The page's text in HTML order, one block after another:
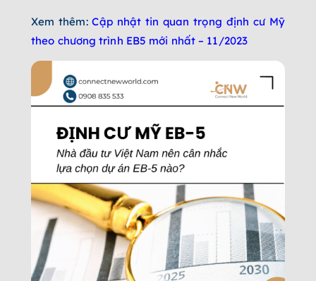
Xem thêm: Cập nhật tin quan trọng định cư Mỹ
theo chương trình EB5 mới nhất – 11/2023